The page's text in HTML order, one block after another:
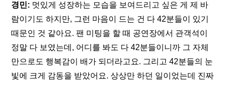
경민: 멋있게 성장하는 모습을 보여드리고 싶은 게 제 바
람이기도 하지만, 그런 마음이 드는 건 다 42분들이 있기
때문인 것 같아요. 팬 미팅을 할 때 공연장에서 관객석이
정말 다 보였는데, 어디를 봐도 다 42분들이니까 그 자체
만으로도 행복감이 배가 되더라고요. 그리고 42분들의 눈
빛에 크게 감동을 받았어요. 상상만 하던 일이었는데 진짜